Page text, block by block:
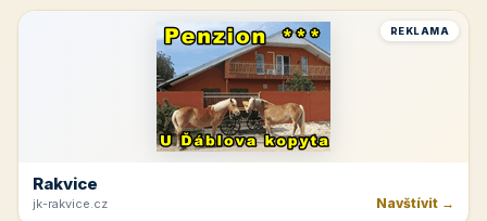
REKLAMA
Rakvice
jk-rakvice.cz Navštívit →